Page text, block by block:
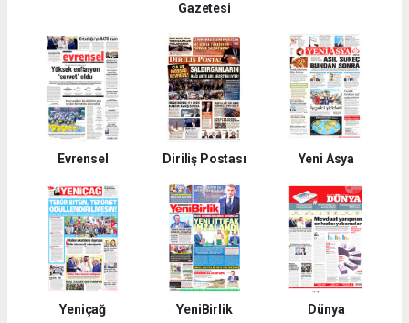
Gazetesi
Evrensel Diriliş Postası Yeni Asya
Yeniçağ YeniBirlik Dünya